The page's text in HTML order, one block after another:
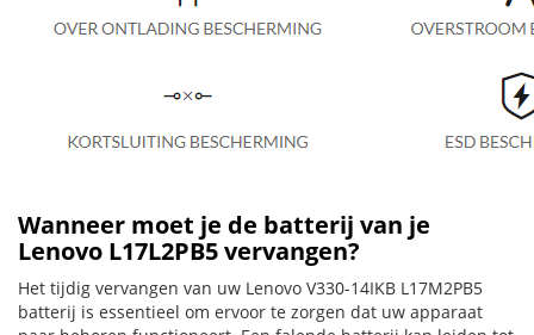
Wanneer moet je de batterij van je
Lenovo L17L2PB5 vervangen?
Het tijdig vervangen van uw Lenovo V330-14IKB L17M2PB5
batterij is essentieel om ervoor te zorgen dat uw apparaat